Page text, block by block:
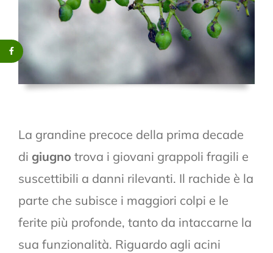
La grandine precoce della prima decade
di giugno trova i giovani grappoli fragili e
suscettibili a danni rilevanti. Il rachide è la
parte che subisce i maggiori colpi e le
ferite più profonde, tanto da intaccarne la
sua funzionalità. Riguardo agli acini